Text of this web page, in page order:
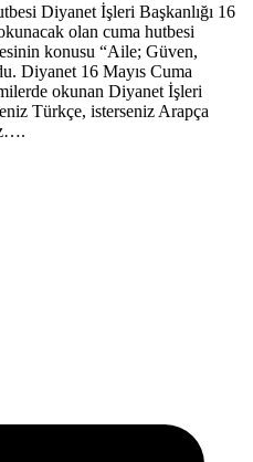
Diyanet İşleri Başkanlığı 16
olan cuma hutbesi
konusu “Aile; Güven,
Diyanet 16 Mayıs Cuma
okunan Diyanet İşleri
Türkçe, isterseniz Arapça